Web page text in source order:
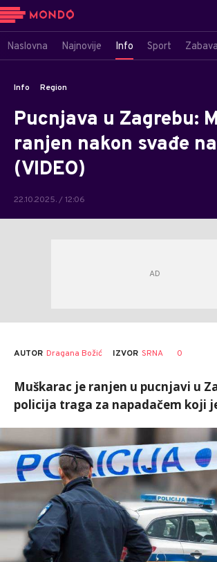
Naslovna Najnovije Info Sport Zabava
Info Region
Pucnjava u Zagrebu:
ranjen nakon svađe
(VIDEO)
22.10.2025. / 12:06
AUTOR Dragana Božić IZVOR SRNA 0
Muškarac je ranjen u pucnjavi u
policija traga za napadačem koji